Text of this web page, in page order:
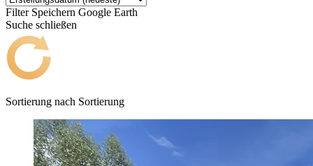
Filter Speichern Google Earth
Suche schließen
Sortierung nach Sortierung